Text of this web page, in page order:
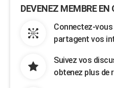
DEVENEZ MEMBRE EN
Connectez-vous
partagent vos
Suivez vos
obtenez plus de